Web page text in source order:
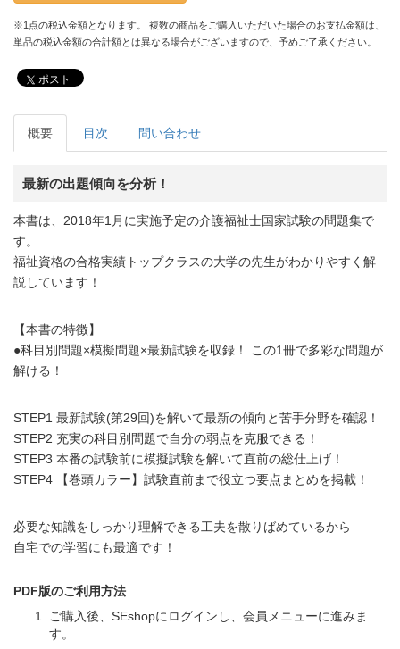
※1点の税込金額となります。 複数の商品をご購入いただいた場合のお支払金額は、
単品の税込金額の合計額とは異なる場合がございますので、予めご了承ください。
ポスト
概要 目次 問い合わせ
最新の出題傾向を分析！
本書は、2018年1月に実施予定の介護福祉士国家試験の問題集で
す。
福祉資格の合格実績トップクラスの大学の先生がわかりやすく解
説しています！
【本書の特徴】
●科目別問題×模擬問題×最新試験を収録！ この1冊で多彩な問題が
解ける！
STEP1 最新試験(第29回)を解いて最新の傾向と苦手分野を確認！
STEP2 充実の科目別問題で自分の弱点を克服できる！
STEP3 本番の試験前に模擬試験を解いて直前の総仕上げ！
STEP4 【巻頭カラー】試験直前まで役立つ要点まとめを掲載！
必要な知識をしっかり理解できる工夫を散りばめているから
自宅での学習にも最適です！
PDF版のご利用方法
ご購入後、SEshopにログインし、会員メニューに進みま
す。